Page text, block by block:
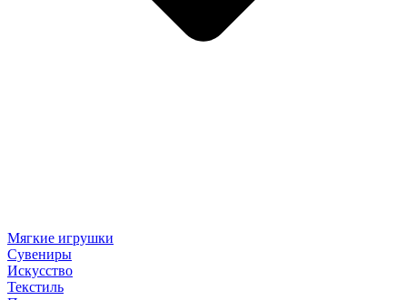
Мягкие игрушки
Сувениры
Искусство
Текстиль